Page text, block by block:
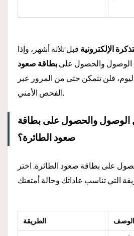
الإلكترونية قبل ثلاثة أشهر، وإذا
الوصول والحصول على بطاقة صعود
فلن تتمكن حتى من المرور عبر
والحصول على بطاقة
صعود الطائرة؟
على بطاقة صعود الطائرة. اختر
الطريقة الوصف